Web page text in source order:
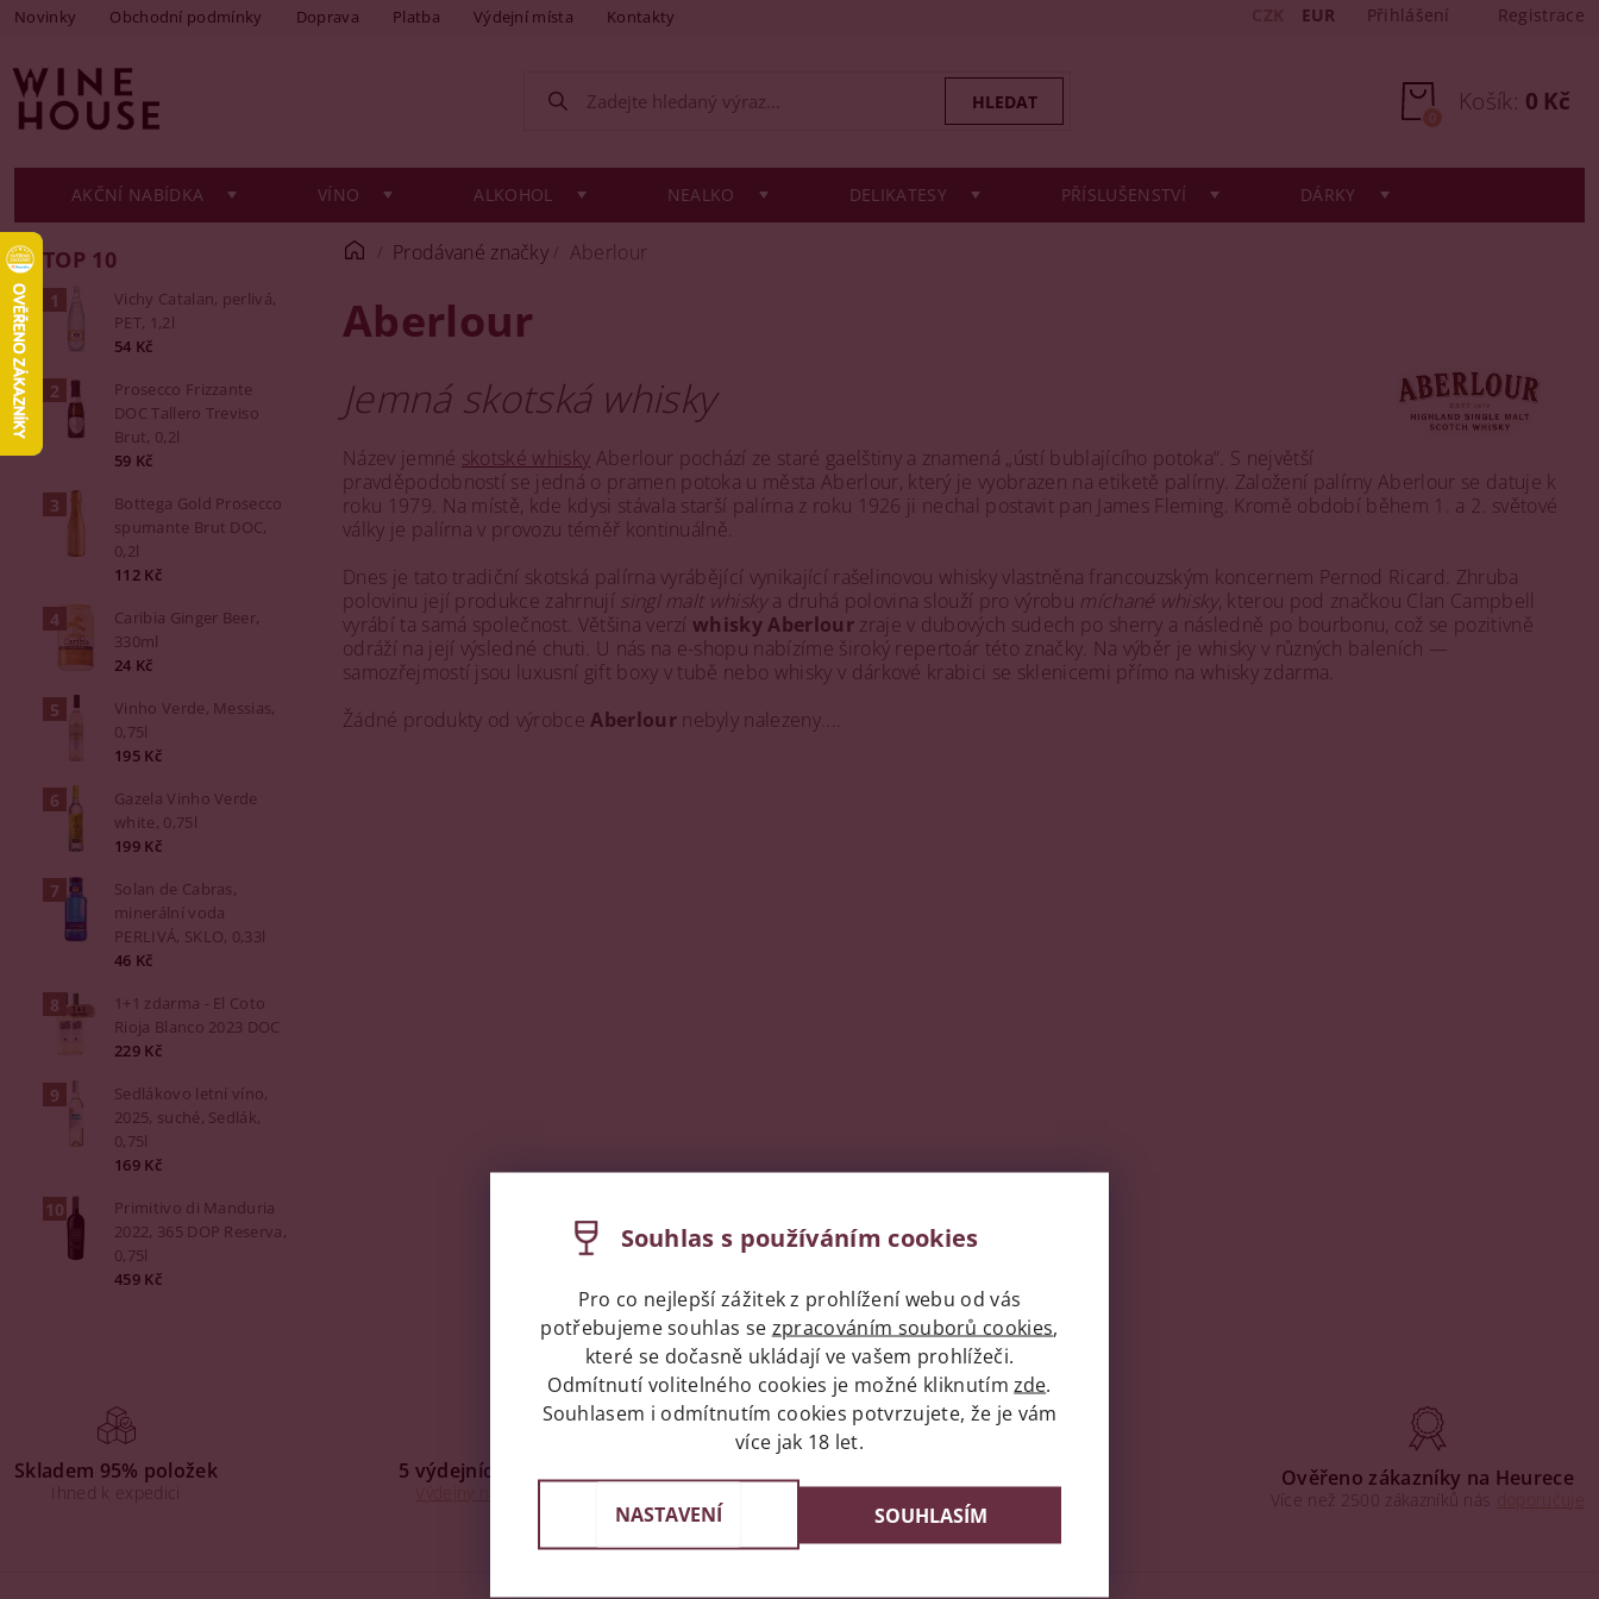
Novinky Obchodní podmínky Doprava Platba Výdejní místa Kontakty EUR Přihlášení Registrace
Košík: 0 Kč
0
AKČNÍ NABÍDKA VÍNO ALKOHOL NEALKO DELIKATESY PŘÍSLUŠENSTVÍ DÁRKY
TOP 10
Vichy Catalan, perlivá,
PET, 1,2l
54 Kč
Prosecco Frizzante
DOC Tallero Treviso
Brut, 0,2l
59 Kč
Bottega Gold Prosecco
spumante Brut DOC,
0,2l
112 Kč
Caribia Ginger Beer,
330ml
24 Kč
Vinho Verde, Messias,
0,75l
195 Kč
Gazela Vinho Verde
white, 0,75l
199 Kč
Solan de Cabras,
minerální voda
PERLIVÁ, SKLO, 0,33l
46 Kč
1+1 zdarma - El Coto
Rioja Blanco 2023 DOC
229 Kč
Sedlákovo letní víno,
2025, suché, Sedlák,
0,75l
169 Kč
Primitivo di Manduria
2022, 365 DOP Reserva,
0,75l
459 Kč
Prodávané značky Aberlour
Aberlour
Jemná skotská whisky
Název jemné skotské whisky Aberlour pochází ze staré gaelštiny a znamená „ústí bublajícího potoka“. S největší
pravděpodobností se jedná o pramen potoka u města Aberlour, který je vyobrazen na etiketě palírny. Založení palírny Aberlour se datuje k
roku 1979. Na místě, kde kdysi stávala starší palírna z roku 1926 ji nechal postavit pan James Fleming. Kromě období během 1. a 2. světové
války je palírna v provozu téměř kontinuálně.
Dnes je tato tradiční skotská palírna vyrábějící vynikající rašelinovou whisky vlastněna francouzským koncernem Pernod Ricard. Zhruba
polovinu její produkce zahrnují singl malt whiskya druhá polovina slouží pro výrobu míchané whisky, kterou pod značkou Clan Campbell
vyrábí ta samá společnost. Většina verzíwhisky Aberlourzraje v dubových sudech po sherry a následně po bourbonu, což se pozitivně
odráží na její výsledné chuti. U nás na e-shopu nabízíme široký repertoár této značky. Na výběr je whisky v různých baleních —
samozřejmostí jsou luxusní gift boxy v tubě nebo whisky v dárkové krabici se sklenicemi přímo na whisky zdarma.
Žádné produkty od výrobceAberlournebyly nalezeny....
Skladem 95% položek
Ihned k expedici
5 výdejních míst v Praze
Do 24 hodin u vás doma Ověřeno zákazníky na Heurece
Více než 2500 zákazníků nás
Souhlas s používáním cookies
Pro co nejlepší zážitek z prohlížení webu od vás
potřebujeme souhlas se zpracováním souborů cookies,
které se dočasně ukládají ve vašem prohlížeči.
Odmítnutí volitelného cookies je možné kliknutímzde.
Souhlasem i odmítnutím cookies potvrzujete, že je vám
více jak 18 let.
NASTAVENÍ SOUHLASÍM